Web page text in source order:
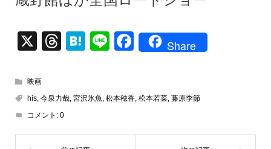
X
T
a
d
s
H
n
Li
F
e
o
Share
映画
his, 今泉力哉, 宮沢氷魚, 松本穂香, 松本若菜, 藤原季節
コメント: 0